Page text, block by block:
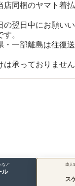
店同梱のヤマト着
の翌日中にお願い
。
一部離島は往復
承っておりません
など
ル
成人
ス